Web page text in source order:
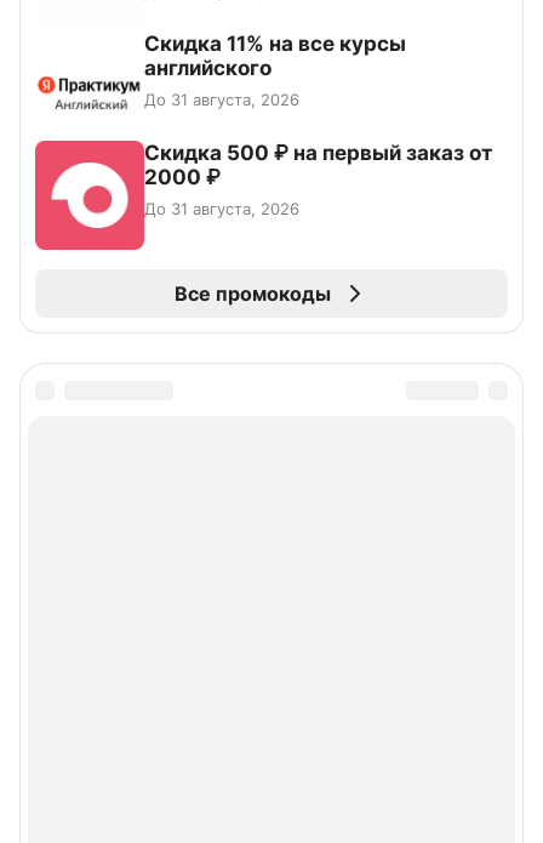
Скидка 11% на все курсы
английского
До 31 августа, 2026
Скидка 500 ₽ на первый заказ от
2000 ₽
До 31 августа, 2026
Все промокоды